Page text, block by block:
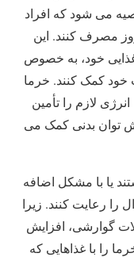
می‌ شود که افراد
در طول روز مصرف کنند. این
غذایی خود، به ‌خصوص
خود کمک کنند. خرما
لازم را تأمین
توان بدنی کمک می
یا با مشکل اضافه
را رعایت کنند. زیرا
گوارشی، افزایش
را با غذاهایی که